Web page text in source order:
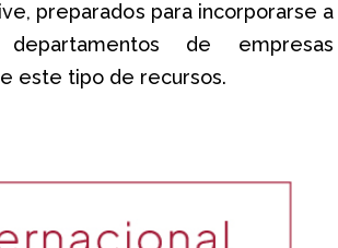
preparados para incorporarse a
de empresas
este tipo de recursos.